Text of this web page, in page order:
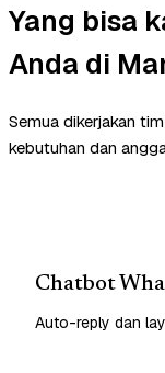
Yang bisa
Anda di
Semua dikerjakan
kebutuhan dan
Chatbot
Auto-reply dan